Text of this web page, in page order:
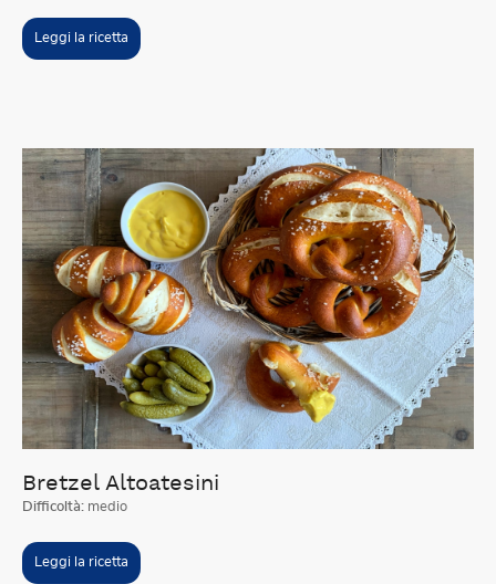
Leggi la ricetta
Bretzel Altoatesini
Difficoltà: medio
Leggi la ricetta